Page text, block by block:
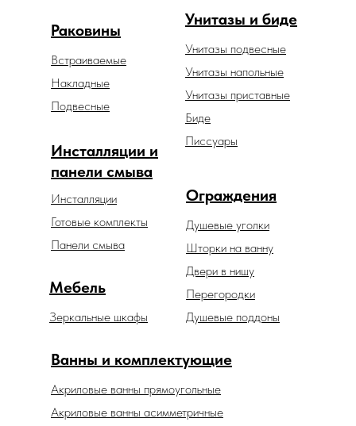
Унитазы и биде
Унитазы подвесные
Унитазы напольные
Унитазы приставные
Раковины
Встраиваемые
Накладные
Подвесные
Ванны и комплектующие
Акриловые ванны прямоугольные
Зеркальные шкафы
Мебель
Ограждения
Душевые уголки
Шторки на ванну
Двери в нишу
Перегородки
Биде
Душевые поддоны
Акриловые ванны асимметричные
Инсталляции и
панели смыва
Инсталляции
Готовые комплекты
Панели смыва
Писсуары